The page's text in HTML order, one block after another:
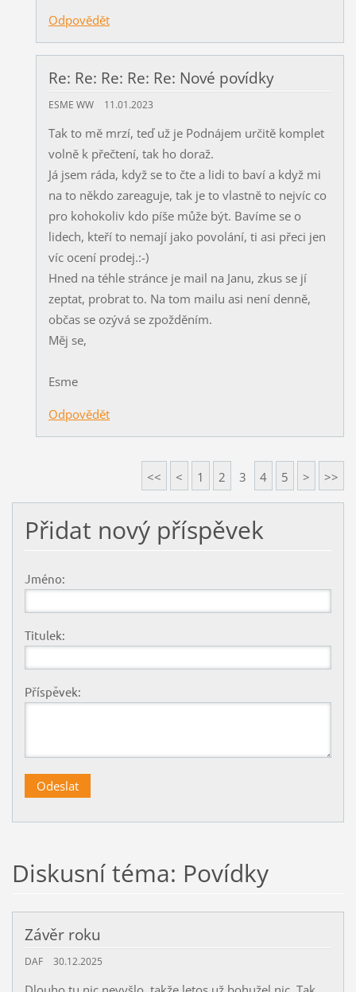
Odpovědět
Re: Re: Re: Re: Re: Nové povídky
ESME WW 11.01.2023
Tak to mě mrzí, teď už je Podnájem určitě komplet
volně k přečtení, tak ho doraž.
Já jsem ráda, když se to čte a lidi to baví a když mi
na to někdo zareaguje, tak je to vlastně to nejvíc co
pro kohokoliv kdo píše může být. Bavíme se o
lidech, kteří to nemají jako povolání, ti asi přeci jen
víc ocení prodej.:-)
Hned na téhle stránce je mail na Janu, zkus se jí
zeptat, probrat to. Na tom mailu asi není denně,
občas se ozývá se zpožděním.
Měj se,
Esme
Odpovědět
<< < 1 2 3 4 5 > >>
Přidat nový příspěvek
Jméno:
Titulek:
Příspěvek:
Diskusní téma: Povídky
Závěr roku
DAF 30.12.2025